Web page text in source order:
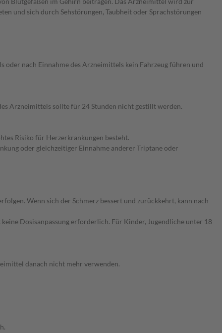
und sich durch Sehstörungen, Taubheit oder Sprachstörungen
nach Einnahme des Arzneimittels kein Fahrzeug führen und
Arzneimittels sollte für 24 Stunden nicht gestillt werden.
Risiko für Herzerkrankungen besteht.
oder gleichzeitiger Einnahme anderer Triptane oder
Wenn sich der Schmerz bessert und zurückkehrt, kann nach
Dosisanpassung erforderlich. Für Kinder, Jugendliche unter 18
danach nicht mehr verwenden.